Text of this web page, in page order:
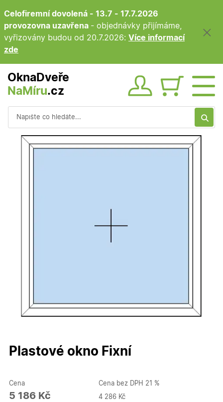
Celofiremní dovolená - 13.7 - 17.7.2026
provozovna uzavřena - objednávky přijímáme,
vyřizovány budou od 20.7.2026: Více informací
zde
OknaDveře
NaMíru.cz Obsah
Vyhledávání
Plastové okno Fixní
Cena
5 186 Kč
Cena bez DPH 21 %
4 286 Kč